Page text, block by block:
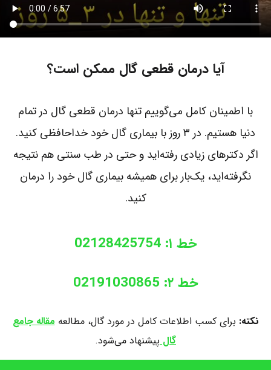
آیا درمان قطعی گال ممکن است؟
با اطمینان کامل می‌گوییم تنها درمان قطعی گال در تمام
دنیا هستیم. در ۳ روز با بیماری گال خود خداحافظی کنید.
اگر دکترهای زیادی رفته‌اید و حتی در طب سنتی هم نتیجه
نگرفته‌اید، یک‌بار برای همیشه بیماری گال خود را درمان
کنید.
خط ۱: 02128425754
خط ۲: 02191030865
نکته: برای کسب اطلاعات کامل در مورد گال، مطالعهمقاله جامع
گالپیشنهاد می‌شود.